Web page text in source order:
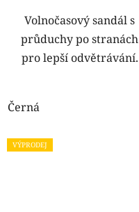
Volnočasový sandál s
průduchy po stranách
pro lepší odvětrávání.
Černá
VÝPRODEJ